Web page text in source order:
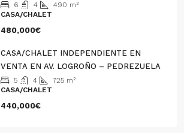
6 4 490 m²
CASA/CHALET
480,000€
CASA/CHALET INDEPENDIENTE EN
VENTA EN AV. LOGROÑO – PEDREZUELA
5 4 725 m²
CASA/CHALET
440,000€